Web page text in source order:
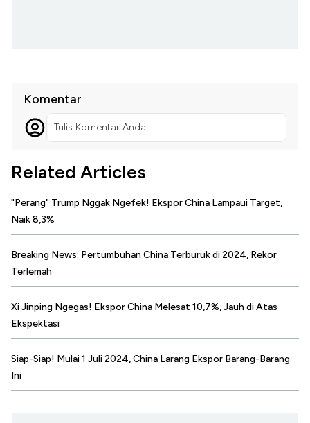
Komentar
Tulis Komentar Anda...
Related Articles
"Perang" Trump Nggak Ngefek! Ekspor China Lampaui Target,
Naik 8,3%
Breaking News: Pertumbuhan China Terburuk di 2024, Rekor
Terlemah
Xi Jinping Ngegas! Ekspor China Melesat 10,7%, Jauh di Atas
Ekspektasi
Siap-Siap! Mulai 1 Juli 2024, China Larang Ekspor Barang-Barang
Ini